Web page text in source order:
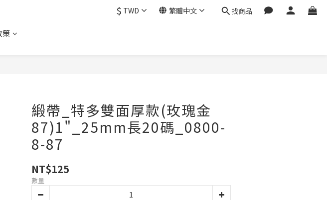
$ TWD 繁體中文 找商品
策
緞帶_特多雙面厚款(玫瑰金
87)1"_25mm長20碼_0800-
8-87
NT$125
數量